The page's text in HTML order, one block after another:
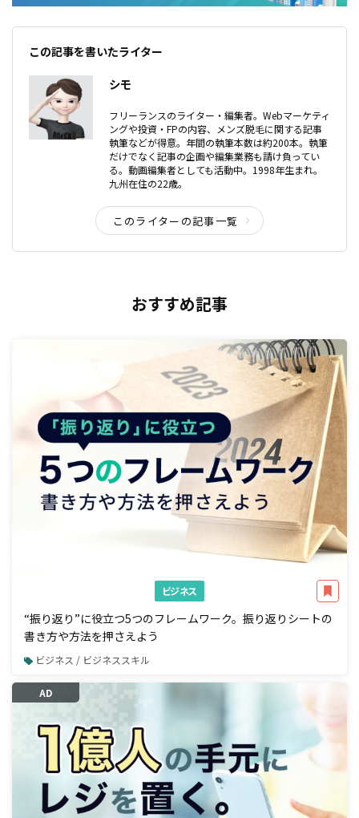
この記事を書いたライター
シモ
フリーランスのライター・編集者。Webマーケティ
ングや投資・FPの内容、メンズ脱毛に関する記事
執筆などが得意。年間の執筆本数は約200本。執筆
だけでなく記事の企画や編集業務も請け負ってい
る。動画編集者としても活動中。1998年生まれ。
九州在住の22歳。
このライターの記事一覧
おすすめ記事
ビジネス
“振り返り”に役立つ5つのフレームワーク。振り返りシートの
書き方や方法を押さえよう
ビジネス / ビジネススキル
AD